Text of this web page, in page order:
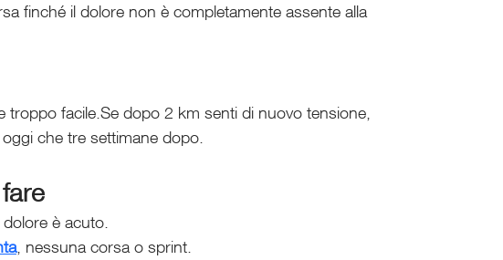
finché il dolore non è completamente assente alla
troppo facile.Se dopo 2 km senti di nuovo tensione,
che tre settimane dopo.
è acuto.
, nessuna corsa o sprint.